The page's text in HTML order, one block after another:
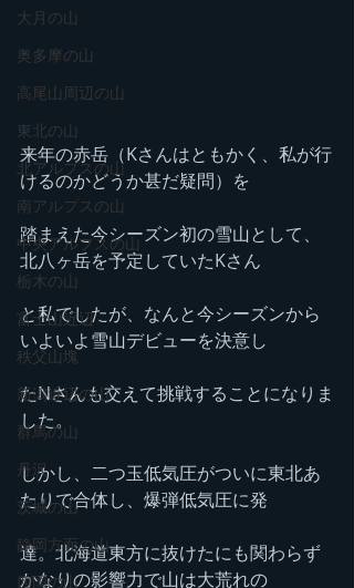
大月の山
奥多摩の山
高尾山周辺の山
東北の山
北アルプスの山
南アルプスの山
中央アルプスの山
栃木の山
富士山近辺
秩父山塊
新潟近辺の山
群馬の山
丹沢
茨城の山
静岡方面の山
四国の山
来年の赤岳（Kさんはともかく、私が行
けるのかどうか甚だ疑問）を
踏まえた今シーズン初の雪山として、
北八ヶ岳を予定していたKさん
と私でしたが、なんと今シーズンから
いよいよ雪山デビューを決意し
たNさんも交えて挑戦することになりま
した。
しかし、二つ玉低気圧がついに東北あ
たりで合体し、爆弾低気圧に発
達。北海道東方に抜けたにも関わらず
かなりの影響力で山は大荒れの